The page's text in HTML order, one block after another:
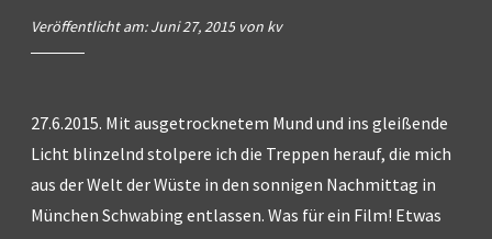
Veröffentlicht am:Juni 27, 2015 von kv
27.6.2015. Mit ausgetrocknetem Mund und ins gleißende
Licht blinzelnd stolpere ich die Treppen herauf, die mich
aus der Welt der Wüste in den sonnigen Nachmittag in
München Schwabing entlassen. Was für ein Film! Etwas